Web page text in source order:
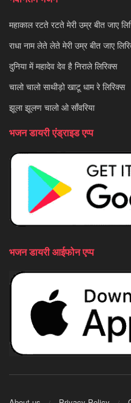
महाकाल रटते रटते मेरी उम्र बीत जाए
राधा नाम लेते लेते मेरी उम्र बीत जाए
दुनिया में महादेव देव है निराले लिरिक्स
चालो चालो साथीड़ो खाटू धाम रे लिरिक्स
झूला झूलण चालो ओ साँवरिया
भजन डायरी एंड्राइड एप्प
भजन डायरी आईफोन एप्प